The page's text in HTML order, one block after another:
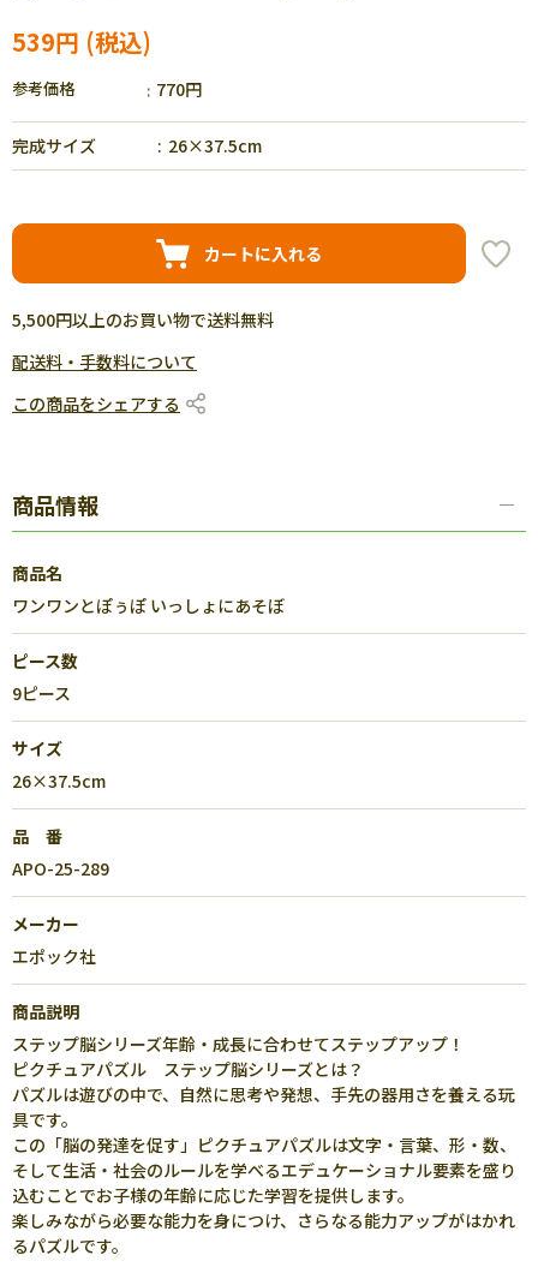
539円
参考価格 770円
完成サイズ 26×37.5cm
カートに入れる
5,500円以上のお買い物で送料無料
配送料・手数料について
この商品をシェアする
商品情報
商品名
ワンワンとぽぅぽ いっしょにあそぼ
ピース数
9ピース
サイズ
26×37.5cm
品 番
APO-25-289
メーカー
エポック社
商品説明
ステップ脳シリーズ年齢・成長に合わせてステップアップ！
ピクチュアパズル ステップ脳シリーズとは？
パズルは遊びの中で、自然に思考や発想、手先の器用さを養える玩
具です。
この「脳の発達を促す」ピクチュアパズルは文字・言葉、形・数、
そして生活・社会のルールを学べるエデュケーショナル要素を盛り
込むことでお子様の年齢に応じた学習を提供します。
楽しみながら必要な能力を身につけ、さらなる能力アップがはかれ
るパズルです。